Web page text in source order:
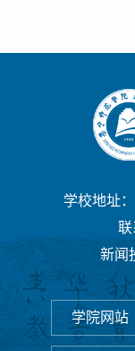
学校地址
联
新闻
学院网站